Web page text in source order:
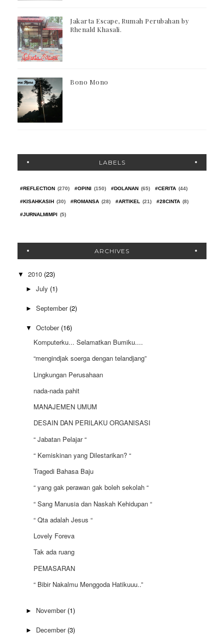
Jakarta Escape, Rumah Perubahan by
Rhenald Khasali.
Bono Mono
LABELS
#REFLECTION (270) #OPINI (150) #DOLANAN (65) #CERITA (44)
#KISAHKASIH (30) #ROMANSA (28) #ARTIKEL (21) #28CINTA (8)
#JURNALMIMPI (5)
ARCHIVES
▼ 2010 (23)
► July (1)
► September (2)
▼ October (16)
Komputerku... Selamatkan Bumiku....
“mengindjak soerga dengan telandjang”
Lingkungan Perusahaan
nada-nada pahit
MANAJEMEN UMUM
DESAIN DAN PERILAKU ORGANISASI
“ Jabatan Pelajar “
“ Kemiskinan yang Dilestarikan? “
Tragedi Bahasa Baju
“ yang gak perawan gak boleh sekolah “
“ Sang Manusia dan Naskah Kehidupan “
“ Qta adalah Jesus “
Lovely Foreva
Tak ada ruang
PEMASARAN
“ Bibir Nakalmu Menggoda Hatikuuu..”
► November (1)
► December (3)